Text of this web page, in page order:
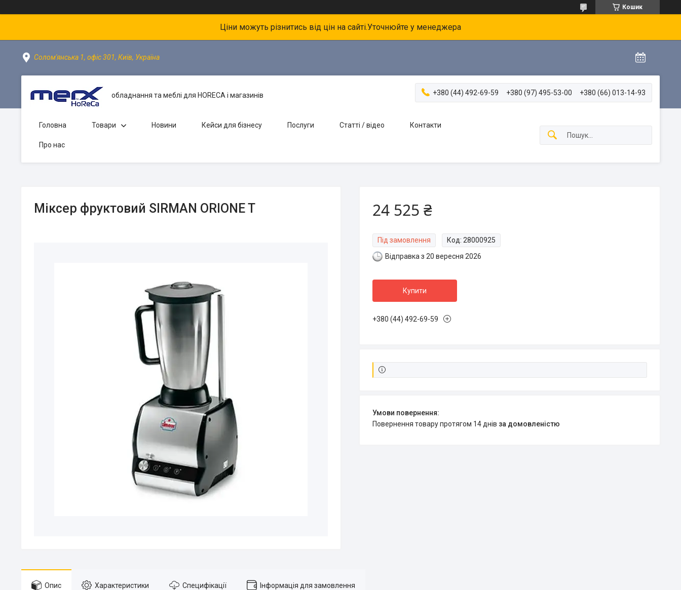
Кошик
Ціни можуть різнитись від цін на сайті.Уточнюйте у менеджера
Солом'янська 1, офіс 301, Київ, Україна
обладнання та меблі для HORECA і магазинів +380 (44) 492-69-59 +380 (97) 495-53-00 +380 (66) 013-14-93
Головна Товари Новини Кейси для бізнесу Послуги Статті / відео Контакти
Про нас
Міксер фруктовий SIRMAN ORIONE T 24 525 ₴
Під замовлення Код: 28000925
Відправка з 20 вересня 2026
Купити
+380 (44) 492-69-59
повернення товару протягом 14 днів за домовленістю
Опис Характеристики Специфікації Інформація для замовлення